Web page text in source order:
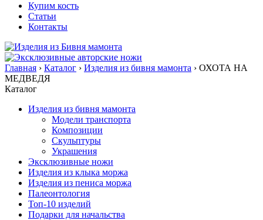
Купим кость
Статьи
Контакты
Главная › Каталог › Изделия из бивня мамонта › ОХОТА НА
МЕДВЕДЯ
Каталог
Изделия из бивня мамонта
Модели транспорта
Композиции
Скульптуры
Украшения
Эксклюзивные ножи
Изделия из клыка моржа
Изделия из пениса моржа
Палеонтология
Топ-10 изделий
Подарки для начальства